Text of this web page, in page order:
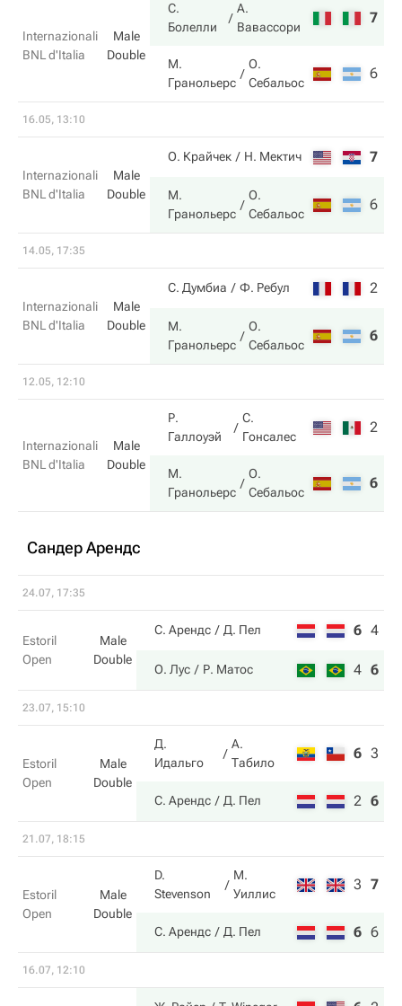
Internazionali
BNL d'Italia
Male
Double
С.
Болелли
А.
Вавассори
7
М.
Гранольерс
О.
Себальос
6
16.05, 13:10
Internazionali
BNL d'Italia
Male
Double
О. Крайчек Н. Мектич 7
М.
Гранольерс
О.
Себальос
6
14.05, 17:35
Internazionali
BNL d'Italia
Male
Double
С. Думбиа Ф. Ребул 2
М.
Гранольерс
О.
Себальос
6
12.05, 12:10
Internazionali
BNL d'Italia
Male
Double
Р.
Галлоуэй
С.
Гонсалес
2
М.
Гранольерс
О.
Себальос
6
Сандер Арендс
24.07, 17:35
Estoril
Open
Male
Double
С. Арендс Д. Пел 6 4
О. Лус Р. Матос 4 6
23.07, 15:10
Estoril
Open
Male
Double
Д.
Идальго
А.
Табило
6 3
С. Арендс Д. Пел 2 6
21.07, 18:15
Estoril
Open
Male
Double
D.
Stevenson
М.
Уиллис
3 7
С. Арендс Д. Пел 6 6
16.07, 12:10